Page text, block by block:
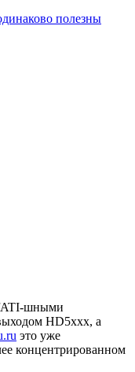
полезны
ATI-шными
HD5xxx, а
это уже
концентрированном